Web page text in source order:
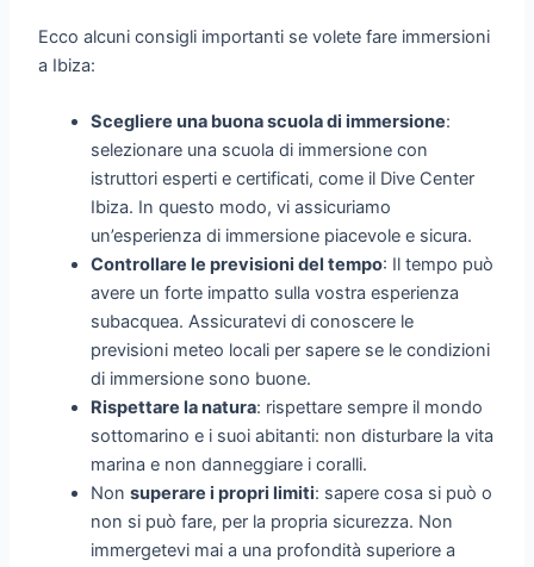
Ecco alcuni consigli importanti se volete fare immersioni
a Ibiza:
Scegliere una buona scuola di immersione:
selezionare una scuola di immersione con
istruttori esperti e certificati, come il Dive Center
Ibiza. In questo modo, vi assicuriamo
un’esperienza di immersione piacevole e sicura.
Controllare le previsioni del tempo: Il tempo può
avere un forte impatto sulla vostra esperienza
subacquea. Assicuratevi di conoscere le
previsioni meteo locali per sapere se le condizioni
di immersione sono buone.
Rispettare la natura: rispettare sempre il mondo
sottomarino e i suoi abitanti: non disturbare la vita
marina e non danneggiare i coralli.
Nonsuperare i propri limiti: sapere cosa si può o
non si può fare, per la propria sicurezza. Non
immergetevi mai a una profondità superiore a